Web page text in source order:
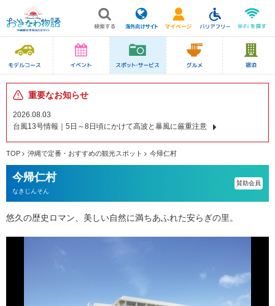
重要なお知らせ
2026.08.03
台風13号情報｜5日～8日頃にかけて高波と暴風に厳重注意
TOP 沖縄で定番・おすすめの観光スポット 今帰仁村
今帰仁村
なきじんそん
賛助会員
悠久の歴史ロマン、美しい自然に満ちあふれた安らぎの里。